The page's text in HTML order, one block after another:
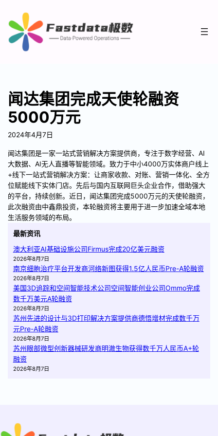
闻达集团完成天使轮融资
5000万元
2024年4月7日
闻达集团是一家一站式营销解决方案提供商，专注于数字经营、AI
大数据、AI无人直播等智能领域。致力于中小4000万实体商户线上
+线下一站式营销解决方案：让商家收款、对账、营销一体化、全方
位赋能线下实体门店。先后与国内互联网巨头企业合作，借助强大
的平台，持续创新。近日，闻达集团完成5000万元的天使轮融资，
此次融资由中鑫鼎投资，本轮融资将主要用于进一步加速全域本地
生活服务领域的布局。
最新资讯
澳大利亚AI基础设施公司Firmus完成20亿美元融资
2026年8月7日
南京细胞治疗平台开发商河络新图获得1.5亿人民币Pre-A轮融资
2026年8月7日
美国3D追踪和空间智能技术公司空间智能创业公司Ommo完成
数千万美元A轮融资
2026年8月7日
苏州先进的设计与3D打印解决方案提供商德悟增材完成数千万
元Pre-A轮融资
2026年8月7日
苏州眼部微型创新器械研发商明澈生物获得数千万人民币A+轮
融资
2026年8月7日